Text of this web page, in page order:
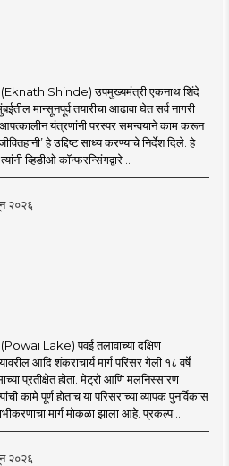
(Eknath Shinde) उपमुख्यमंत्री एकनाथ शिंदे
मान्सूनपूर्व तयारीचा आढावा घेत सर्व नागरी
यंत्रणांनी परस्पर समन्वयाने काम करून
हे उद्दिष्ट साध्य करण्याचे निर्देश दिले. हे
व्हिडीओ कॉन्फरन्सिंगद्वारे ..
२०२६
Lake) पवई तलावाच्या दक्षिण
आदि शंकराचार्य मार्ग परिसर गेली १८ वर्षे
प्रतीक्षेत होता. मेट्रो आणि मलनिस्सारण
कामे पूर्ण होताच या परिसराच्या व्यापक पुनर्विकास
मार्ग मोकळा झाला आहे. प्रकल्प ..
२०२६